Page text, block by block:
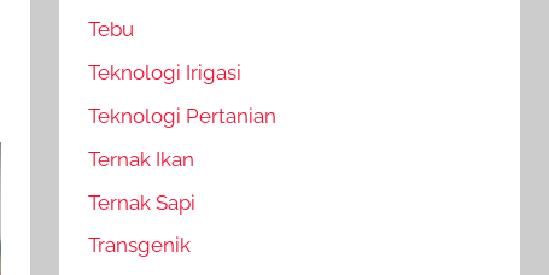
Tebu
Teknologi Irigasi
Teknologi Pertanian
Ternak Ikan
Ternak Sapi
Transgenik